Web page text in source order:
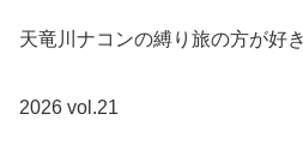
天竜川ナコンの縛り旅の方が好き
2026 vol.21